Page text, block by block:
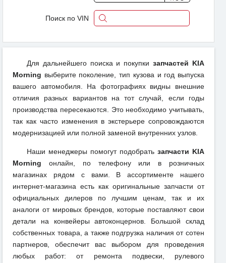
Поиск по VIN
Для дальнейшего поиска и покупкизапчастей KIA
Morning выберите поколение, тип кузова и год выпуска
вашего автомобиля. На фотографиях видны внешние
отличия разных вариантов на тот случай, если годы
производства пересекаются. Это необходимо учитывать,
так как часто изменения в экстерьере сопровождаются
модернизацией или полной заменой внутренних узлов.
Наши менеджеры помогут подобрать запчасти KIA
Morning онлайн, по телефону или в розничных
магазинах рядом с вами. В ассортименте нашего
интернет-магазина есть как оригинальные запчасти от
официальных дилеров по лучшим ценам, так и их
аналоги от мировых брендов, которые поставляют свои
детали на конвейеры автоконцернов. Большой склад
собственных товара, а также подгрузка наличия от сотен
партнеров, обеспечит вас выбором для проведения
любых работ: от ремонта подвески, рулевого